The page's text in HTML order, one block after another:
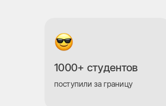
1000+ студентов
поступили за границу